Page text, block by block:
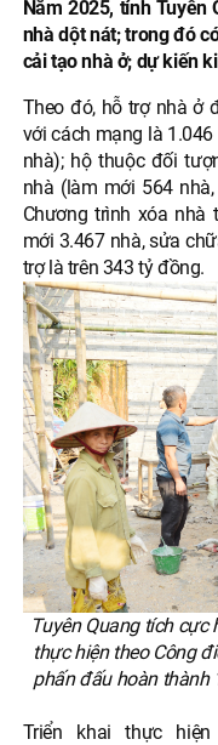
Năm 2025, tỉnh Tuyên
nhà dột nát; trong đó
cải tạo nhà ở; dự kiến
Theo đó, hỗ trợ nhà ở
với cách mạng là
nhà); hộ thuộc đối
nhà (làm mới 564
Chương trình xóa
mới 3.467 nhà, sửa
trợ là trên 343 tỷ đồng.
Tuyên Quang tích
thực hiện theo Công
phấn đấu hoàn thành
Triển khai thực